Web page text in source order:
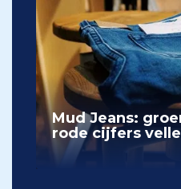
Mud Jeans:
rode cijfers